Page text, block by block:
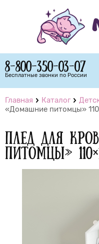
8-800-350-03-07
Бесплатные звонки по России
Главная Каталог
«Домашние питомцы»
Плед для
питомцы»